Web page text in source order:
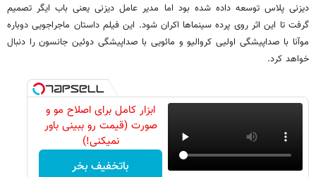
دیزنی پلاس توسعه داده شده بود اما مدیر عامل دیزنی یعنی باب ایگر تصمیم
گرفت تا این اثر روی پرده سینماها اکران شود. این فیلم داستان ماجراجویی دوباره
موآنا با صداپیشگی اولیی کروالیو و مائویی با صداپیشگی دوئین جانسون را دنبال
خواهد کرد.
ابزار کامل برای اصلاح مو و
صورت (قیمت رو ببینی باور
نمیکنی!)
باتخفیف بخر